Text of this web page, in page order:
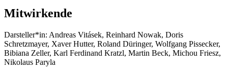
Mitwirkende
Darsteller*in: Andreas Vitásek, Reinhard Nowak, Doris
Schretzmayer, Xaver Hutter, Roland Düringer, Wolfgang Pissecker,
Bibiana Zeller, Karl Ferdinand Kratzl, Martin Beck, Michou Friesz,
Nikolaus Paryla